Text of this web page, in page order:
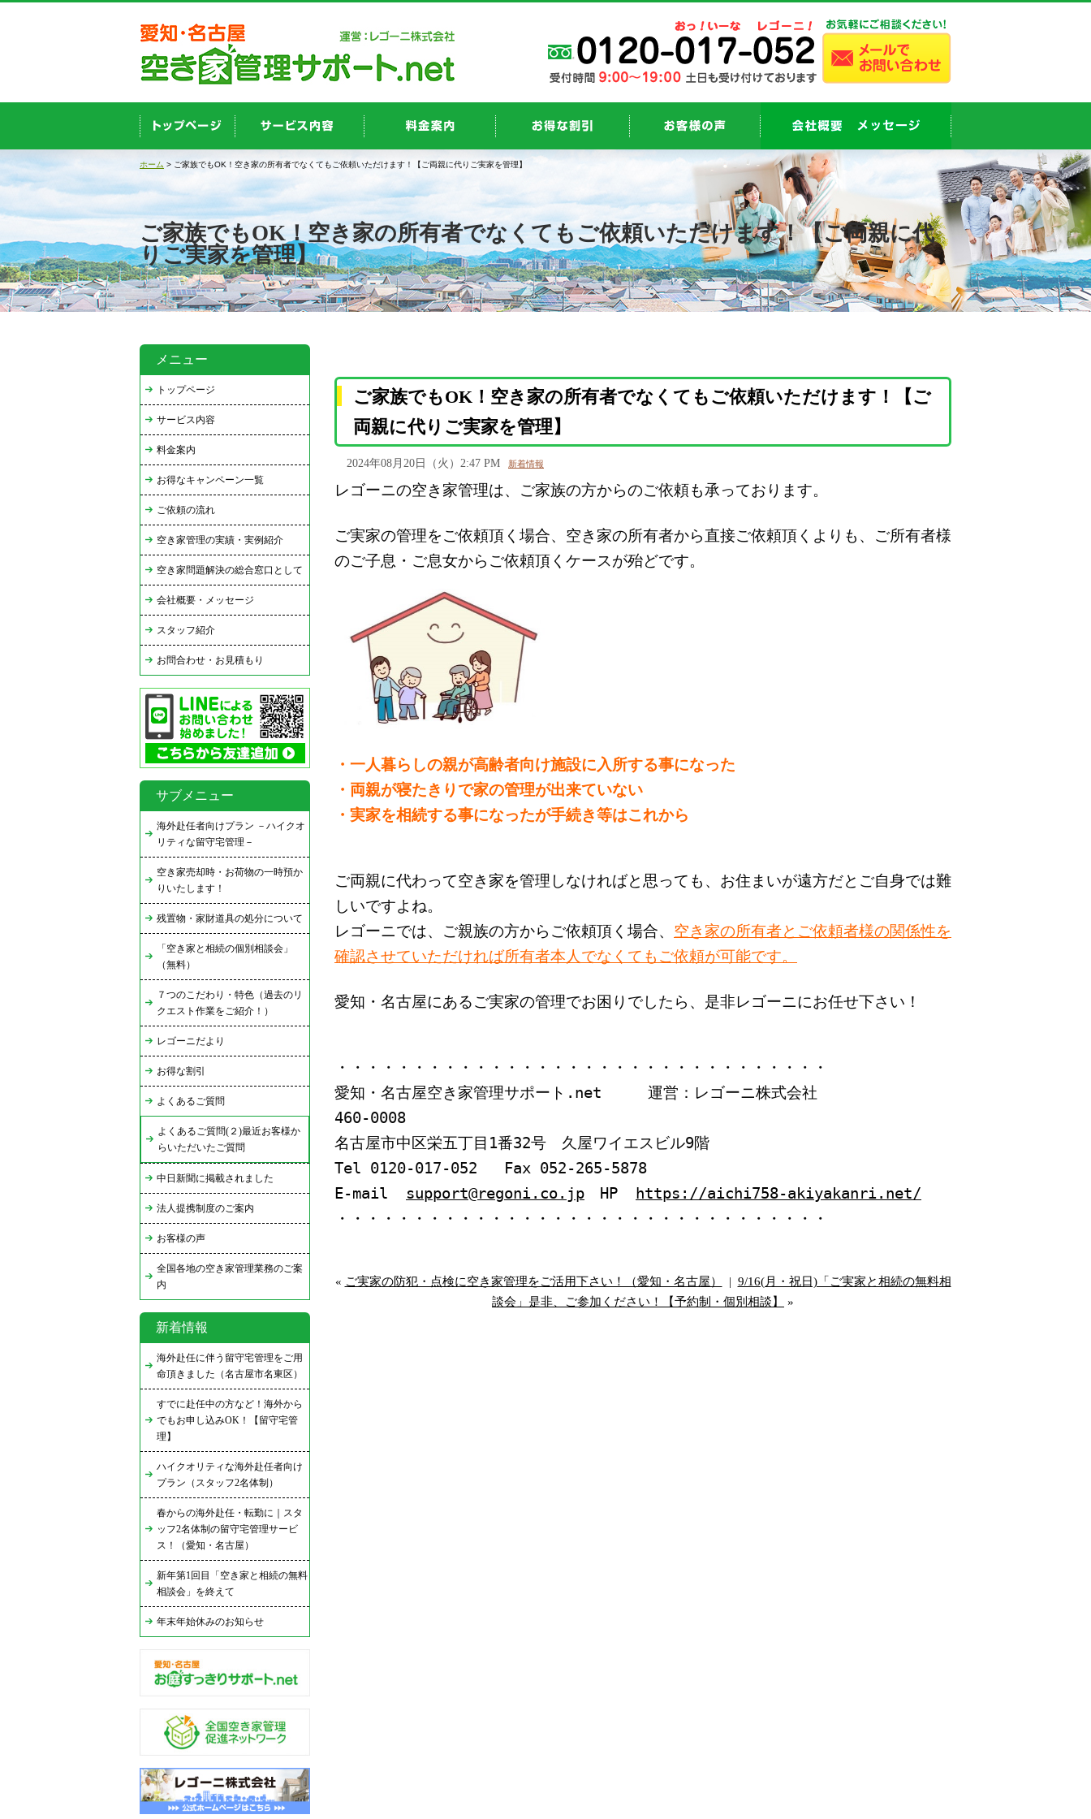
ホーム > ご家族でもOK！空き家の所有者でなくてもご依頼いただけます！【ご両親に代りご実家を管理】
ご家族でもOK！空き家の所有者でなくてもご依頼いただけます！【ご両親に代
りご実家を管理】
ご家族でもOK！空き家の所有者でなくてもご依頼いただけます！【ご
両親に代りご実家を管理】
2024年08月20日（火）2:47 PM 新着情報
レゴーニの空き家管理は、ご家族の方からのご依頼も承っております。
ご実家の管理をご依頼頂く場合、空き家の所有者から直接ご依頼頂くよりも、ご所有者様
のご子息・ご息女からご依頼頂くケースが殆どです。
・一人暮らしの親が高齢者向け施設に入所する事になった
・両親が寝たきりで家の管理が出来ていない
・実家を相続する事になったが手続き等はこれから
ご両親に代わって空き家を管理しなければと思っても、お住まいが遠方だとご自身では難
しいですよね。
レゴーニでは、ご親族の方からご依頼頂く場合、 空き家の所有者とご依頼者様の関係性を
確認させていただければ所有者本人でなくてもご依頼が可能です。
愛知・名古屋にあるご実家の管理でお困りでしたら、是非レゴーニにお任せ下さい！
・・・・・・・・・・・・・・・・・・・・・・・・・・・・・・・・
愛知・名古屋空き家管理サポート.net 運営：レゴーニ株式会社
460-0008
名古屋市中区栄五丁目1番32号 久屋ワイエスビル9階
Tel 0120-017-052 Fax 052-265-5878
E-mail support@regoni.co.jp HP
https://aichi758-akiyakanri.net/
・・・・・・・・・・・・・・・・・・・・・・・・・・・・・・・・
« ご実家の防犯・点検に空き家管理をご活用下さい！（愛知・名古屋） | 9/16(月・祝日)「ご実家と相続の無料相
談会」是非、ご参加ください！【予約制・個別相談】
»
メニュー
トップページ
サービス内容
料金案内
お得なキャンペーン一覧
ご依頼の流れ
空き家管理の実績・実例紹介
空き家問題解決の総合窓口として
会社概要・メッセージ
スタッフ紹介
お問合わせ・お見積もり
サブメニュー
海外赴任者向けプラン －ハイクオ
リティな留守宅管理－
空き家売却時・お荷物の一時預か
りいたします！
残置物・家財道具の処分について
「空き家と相続の個別相談会」
（無料）
７つのこだわり・特色（過去のリ
クエスト作業をご紹介！）
レゴーニだより
お得な割引
よくあるご質問
よくあるご質問(２)最近お客様か
らいただいたご質問
中日新聞に掲載されました
法人提携制度のご案内
お客様の声
全国各地の空き家管理業務のご案
内
新着情報
海外赴任に伴う留守宅管理をご用
命頂きました（名古屋市名東区）
すでに赴任中の方など！海外から
でもお申し込みOK！【留守宅管
理】
ハイクオリティな海外赴任者向け
プラン（スタッフ2名体制）
春からの海外赴任・転勤に｜スタ
ッフ2名体制の留守宅管理サービ
ス！（愛知・名古屋）
新年第1回目「空き家と相続の無料
相談会」を終えて
年末年始休みのお知らせ